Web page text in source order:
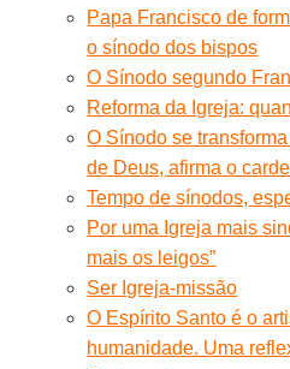
Papa Francisco de
o sínodo dos bispos
O Sínodo segundo
Reforma da Igreja:
O Sínodo se
de Deus, afirma o
Tempo de sínodos,
Por uma Igreja mais
mais os leigos”
Ser Igreja-missão
O Espírito Santo é o
humanidade. Uma